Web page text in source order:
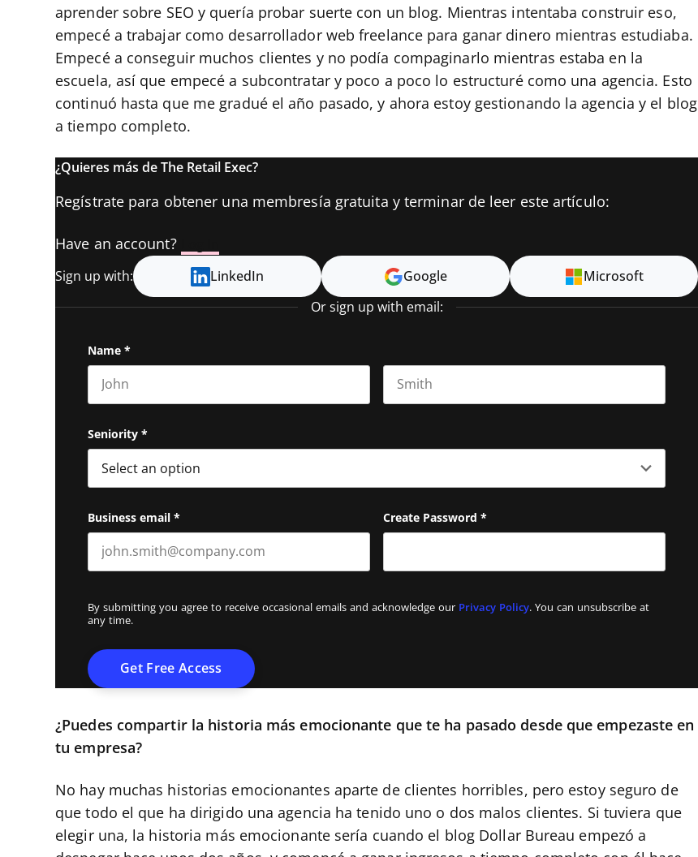
aprender sobre SEO y quería probar suerte con un blog. Mientras intentaba construir eso,
empecé a trabajar como desarrollador web freelance para ganar dinero mientras estudiaba.
Empecé a conseguir muchos clientes y no podía compaginarlo mientras estaba en la
escuela, así que empecé a subcontratar y poco a poco lo estructuré como una agencia. Esto
continuó hasta que me gradué el año pasado, y ahora estoy gestionando la agencia y el blog
a tiempo completo.
¿Quieres más de The Retail Exec?
Regístrate para obtener una membresía gratuita y terminar de leer este artículo:
Have an account?
Sign up with: LinkedIn Google Microsoft
Or sign up with email:
Name *
Seniority *
Business email * Create Password *
By submitting you agree to receive occasional emails and acknowledge our Privacy Policy. You can unsubscribe at
any time.
¿Puedes compartir la historia más emocionante que te ha pasado desde que empezaste en
tu empresa?
No hay muchas historias emocionantes aparte de clientes horribles, pero estoy seguro de
que todo el que ha dirigido una agencia ha tenido uno o dos malos clientes. Si tuviera que
elegir una, la historia más emocionante sería cuando el blog Dollar Bureau empezó a